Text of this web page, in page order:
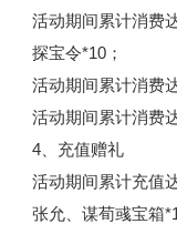
活动期间累计消费
探宝令*10；
活动期间累计消费
活动期间累计消费
4、充值赠礼
活动期间累计充值
张允、谋荀彧宝箱